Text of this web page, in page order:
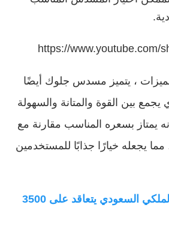
https://www.youtube.com/
، يتميز مسدس جلوك أيضًا
يجمع بين القوة والمتانة والسهولة
يمتاز بسعره المناسب مقارنة مع
يجعله خيارًا جذابًا للمستخدمين
الحرس الملكي السعودي يتعاقد على 3500